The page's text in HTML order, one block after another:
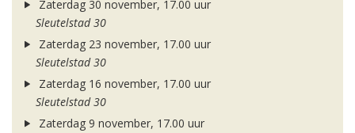
Zaterdag 30 november, 17.00 uur
Sleutelstad 30
Zaterdag 23 november, 17.00 uur
Sleutelstad 30
Zaterdag 16 november, 17.00 uur
Sleutelstad 30
Zaterdag 9 november, 17.00 uur